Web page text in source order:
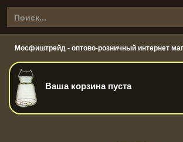
Мосфиштрейд - оптово-розничный интернет
Ваша корзина пуста